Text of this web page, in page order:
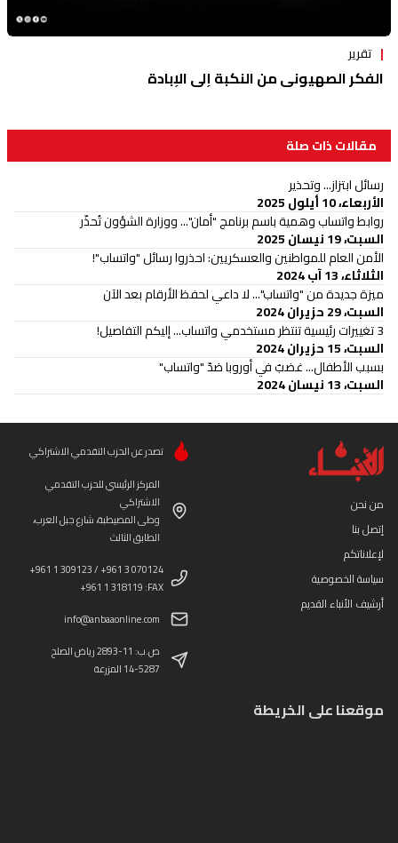
تقرير
الفكر الصهيوني من النكبة إلى الإبادة
مقالات ذات صلة
رسائل ابتزاز... وتحذير
الأربعاء، 10 أيلول 2025
روابط واتساب وهمية باسم برنامج "أمان"... ووزارة الشؤون تُحذّر
السبت، 19 نيسان 2025
الأمن العام للمواطنين والعسكريين: احذروا رسائل "واتساب"!
الثلاثاء، 13 آب 2024
ميزة جديدة من "واتساب"... لا داعي لحفظ الأرقام بعد الآن
السبت، 29 حزيران 2024
3 تغييرات رئيسية تنتظر مستخدمي واتساب... إليكم التفاصيل!
السبت، 15 حزيران 2024
بسبب الأطفال... غضبٌ في أوروبا ضدّ "واتساب"
السبت، 13 نيسان 2024
من نحن
إتصل بنا
لإعلاناتكم
سياسة الخصوصية
أرشيف الأنباء القديم
تصدر عن الحزب التقدمي الاشتراكي
المركز الرئيسي للحزب التقدمي
الاشتراكي
وطى المصيطبة، شارع جبل العرب،
الطابق الثالث
+961 1 309123 / +961 3 070124
+961 1 318119 :FAX
info@anbaaonline.com
ص.ب: 11-2893 رياض الصلح
14-5287 المزرعة
موقعنا على الخريطة